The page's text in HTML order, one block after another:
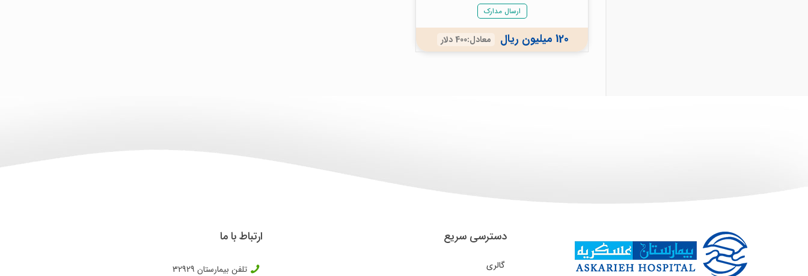
ارسال مدارک
120 میلیون ریال معادل:400 دلار
دسترسی سریع
گالری
ارتباط با ما
تلفن بیمارستان 32929